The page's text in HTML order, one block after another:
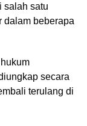
salah satu
dalam beberapa
secara
terulang di